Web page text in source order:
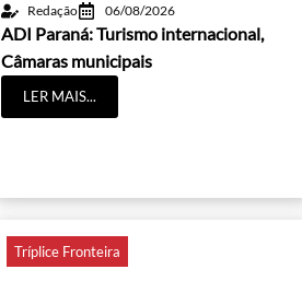
Redação 06/08/2026
ADI Paraná: Turismo internacional,
Câmaras municipais
LER MAIS...
Tríplice Fronteira